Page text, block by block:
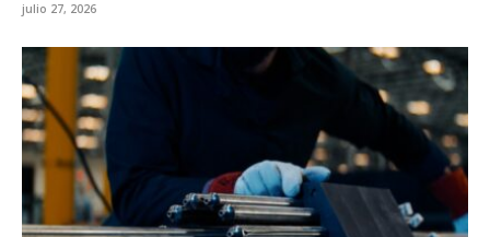
julio 27, 2026